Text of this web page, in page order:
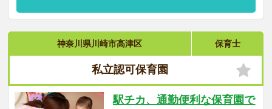
神奈川県川崎市高津区 保育士
私立認可保育園
駅チカ、通勤便利な保育園で